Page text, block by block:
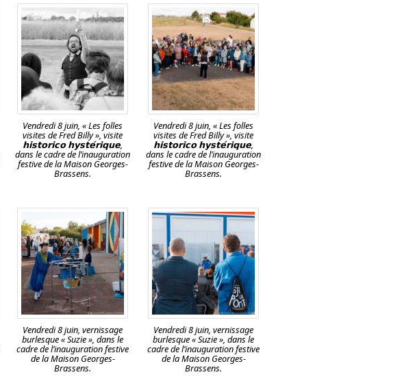
Vendredi 8 juin, « Les folles
visites de Fred Billy », visite
𝗵𝗶𝘀𝘁𝗼𝗿𝗶𝗰𝗼 𝗵𝘆𝘀𝘁𝗲́𝗿𝗶𝗾𝘂𝗲,
dans le cadre de l’inauguration
festive de la Maison Georges-
Brassens.
Vendredi 8 juin, « Les folles
visites de Fred Billy », visite
𝗵𝗶𝘀𝘁𝗼𝗿𝗶𝗰𝗼 𝗵𝘆𝘀𝘁𝗲́𝗿𝗶𝗾𝘂𝗲,
dans le cadre de l’inauguration
festive de la Maison Georges-
Brassens.
Vendredi 8 juin, vernissage
burlesque « Suzie », dans le
cadre de l’inauguration festive
de la Maison Georges-
Brassens.
Vendredi 8 juin, vernissage
burlesque « Suzie », dans le
cadre de l’inauguration festive
de la Maison Georges-
Brassens.